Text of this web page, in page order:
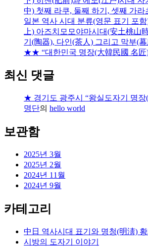
中) 첫째 라쿠, 둘째 하기, 셋째 가
일본 역사 시대 분류(영문 표기 포
上) 아즈치모모야마시대(安土桃山
기(陶器), 다인(茶人) 그리고 막부(
★★ “대한민국 명장(大韓民國 名匠
최신 댓글
★ 경기도 광주시 “왕실도자기 명장
명단의 hello world
보관함
2025년 3월
2025년 2월
2024년 11월
2024년 9월
카테고리
中日 역사시대 표기와 명청(明淸)
시방의 도자기 이야기